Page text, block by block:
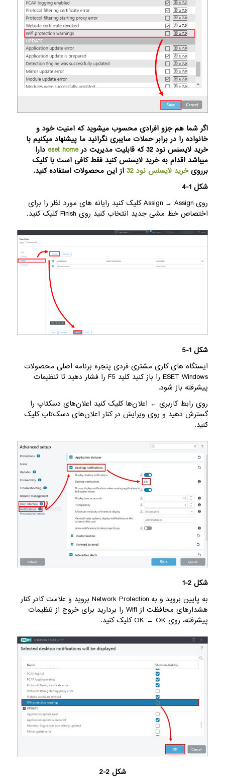
اگر شما هم جزو افرادی محسوب میشوید که امنیت خود و
خانواده را در برابر حملات سایبری نگرانید ما پیشنهاد میکنیم با
خرید لایسنس نود 32 که قابلیت مدیریت در
eset homeدارا
میباشد اقدام به خرید لایسنس کنید فقط کافی است با کلیک
بررویخرید لایسنس نود 32
از این محصولات استفاده کنید.
شکل 1-4
روی Assign → Assign کلیک کنید رایانه های مورد نظر را برای
اختصاص خط مشی جدید انتخاب کنید روی Finish کلیک کنید.
شکل 1-5
ایستگاه های کاری مشتری فردی پنجره برنامه اصلی محصولات
ESET Windows را باز کنید کلید F5 را فشار دهید تا تنظیمات
پیشرفته باز شود.
روی رابط کاربری ← اعلان‌ها کلیک کنید اعلان‌های دسکتاپ را
گسترش دهید و روی ویرایش در کنار اعلان‌های دسک‌تاپ کلیک
کنید.
شکل 2-1
به پایین بروید و به Network Protection بروید و علامت کادر کنار
هشدارهای محافظت از Wifi را بردارید برای خروج از تنظیمات
پیشرفته، روی OK → OK کلیک کنید.
شکل 2-2